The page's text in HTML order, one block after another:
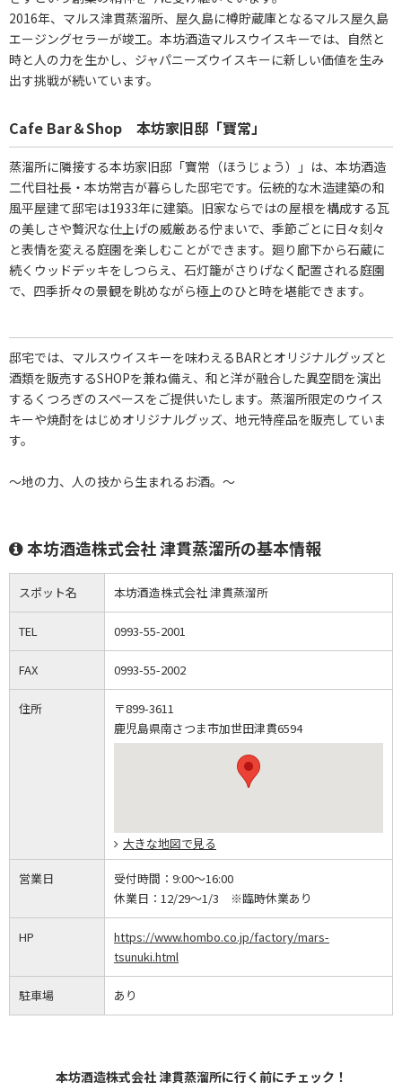
2016年、マルス津貫蒸溜所、屋久島に樽貯蔵庫となるマルス屋久島
エージングセラーが竣工。本坊酒造マルスウイスキーでは、自然と
時と人の力を生かし、ジャパニーズウイスキーに新しい価値を生み
出す挑戦が続いています。
Cafe Bar＆Shop 本坊家旧邸「寶常」
蒸溜所に隣接する本坊家旧邸「寶常（ほうじょう）」は、本坊酒造
二代目社長・本坊常吉が暮らした邸宅です。伝統的な木造建築の和
風平屋建て邸宅は1933年に建築。旧家ならではの屋根を構成する瓦
の美しさや贅沢な仕上げの威厳ある佇まいで、季節ごとに日々刻々
と表情を変える庭園を楽しむことができます。廻り廊下から石蔵に
続くウッドデッキをしつらえ、石灯籠がさりげなく配置される庭園
で、四季折々の景観を眺めながら極上のひと時を堪能できます。
邸宅では、マルスウイスキーを味わえるBARとオリジナルグッズと
酒類を販売するSHOPを兼ね備え、和と洋が融合した異空間を演出
するくつろぎのスペースをご提供いたします。蒸溜所限定のウイス
キーや焼酎をはじめオリジナルグッズ、地元特産品を販売していま
す。
～地の力、人の技から生まれるお酒。～
本坊酒造株式会社 津貫蒸溜所の基本情報
スポット名 本坊酒造株式会社 津貫蒸溜所
TEL 0993-55-2001
FAX 0993-55-2002
住所
〒899-3611
鹿児島県南さつま市加世田津貫6594
大きな地図で見る
営業日 受付時間： 9:00～16:00
休業日： 12/29～1/3 ※臨時休業あり
HP
https://www.hombo.co.jp/factory/mars-
tsunuki.html
駐車場 あり
本坊酒造株式会社 津貫蒸溜所に行く前にチェック！